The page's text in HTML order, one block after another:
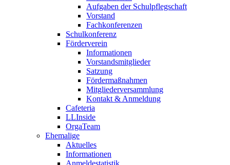
Aufgaben der Schulpflegschaft
Vorstand
Fachkonferenzen
Schulkonferenz
Förderverein
Informationen
Vorstandsmitglieder
Satzung
Fördermaßnahmen
Mitgliederversammlung
Kontakt & Anmeldung
Cafeteria
LLInside
OrgaTeam
Ehemalige
Aktuelles
Informationen
Anmeldestatistik